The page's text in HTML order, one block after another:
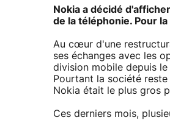
Nokia a décidé
de la téléphonie. Pour
Au cœur d'une
ses échanges avec les
division mobile depuis
Pourtant la société
Nokia était le plus gros
Ces derniers mois,